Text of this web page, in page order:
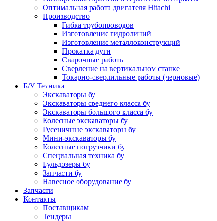
Оптимальная работа двигателя Hitachi
Производство
Гибка трубопроводов
Изготовление гидролиний
Изготовление металлоконструкций
Прокатка дуги
Сварочные работы
Сверление на вертикальном станке
Токарно-сверлильные работы (черновые)
Б/У Техника
Экскаваторы бу
Экскаваторы среднего класса бу
Экскаваторы большого класса бу
Колесные экскаваторы бу
Гусеничные экскаваторы бу
Мини-экскаваторы бу
Колесные погрузчики бу
Специальная техника бу
Бульдозеры бу
Запчасти бу
Навесное оборудование бу
Запчасти
Контакты
Поставщикам
Тендеры